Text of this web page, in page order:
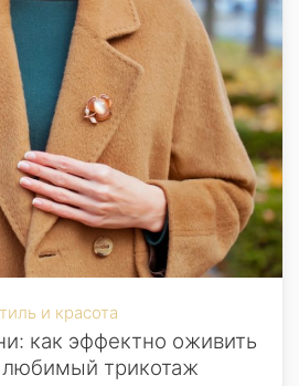
и красота
как эффектно оживить
трикотаж